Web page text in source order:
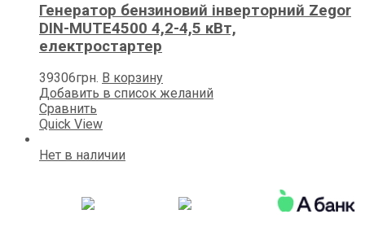
Генератор бензиновий інверторний Zegor
DIN-MUTE4500 4,2-4,5 кВт,
електростартер
39306грн. В корзину
Добавить в список желаний
Сравнить
Quick View
Нет в наличии